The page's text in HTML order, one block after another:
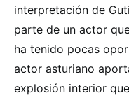
interpretación de
parte de un actor
ha tenido pocas
actor asturiano
explosión interior